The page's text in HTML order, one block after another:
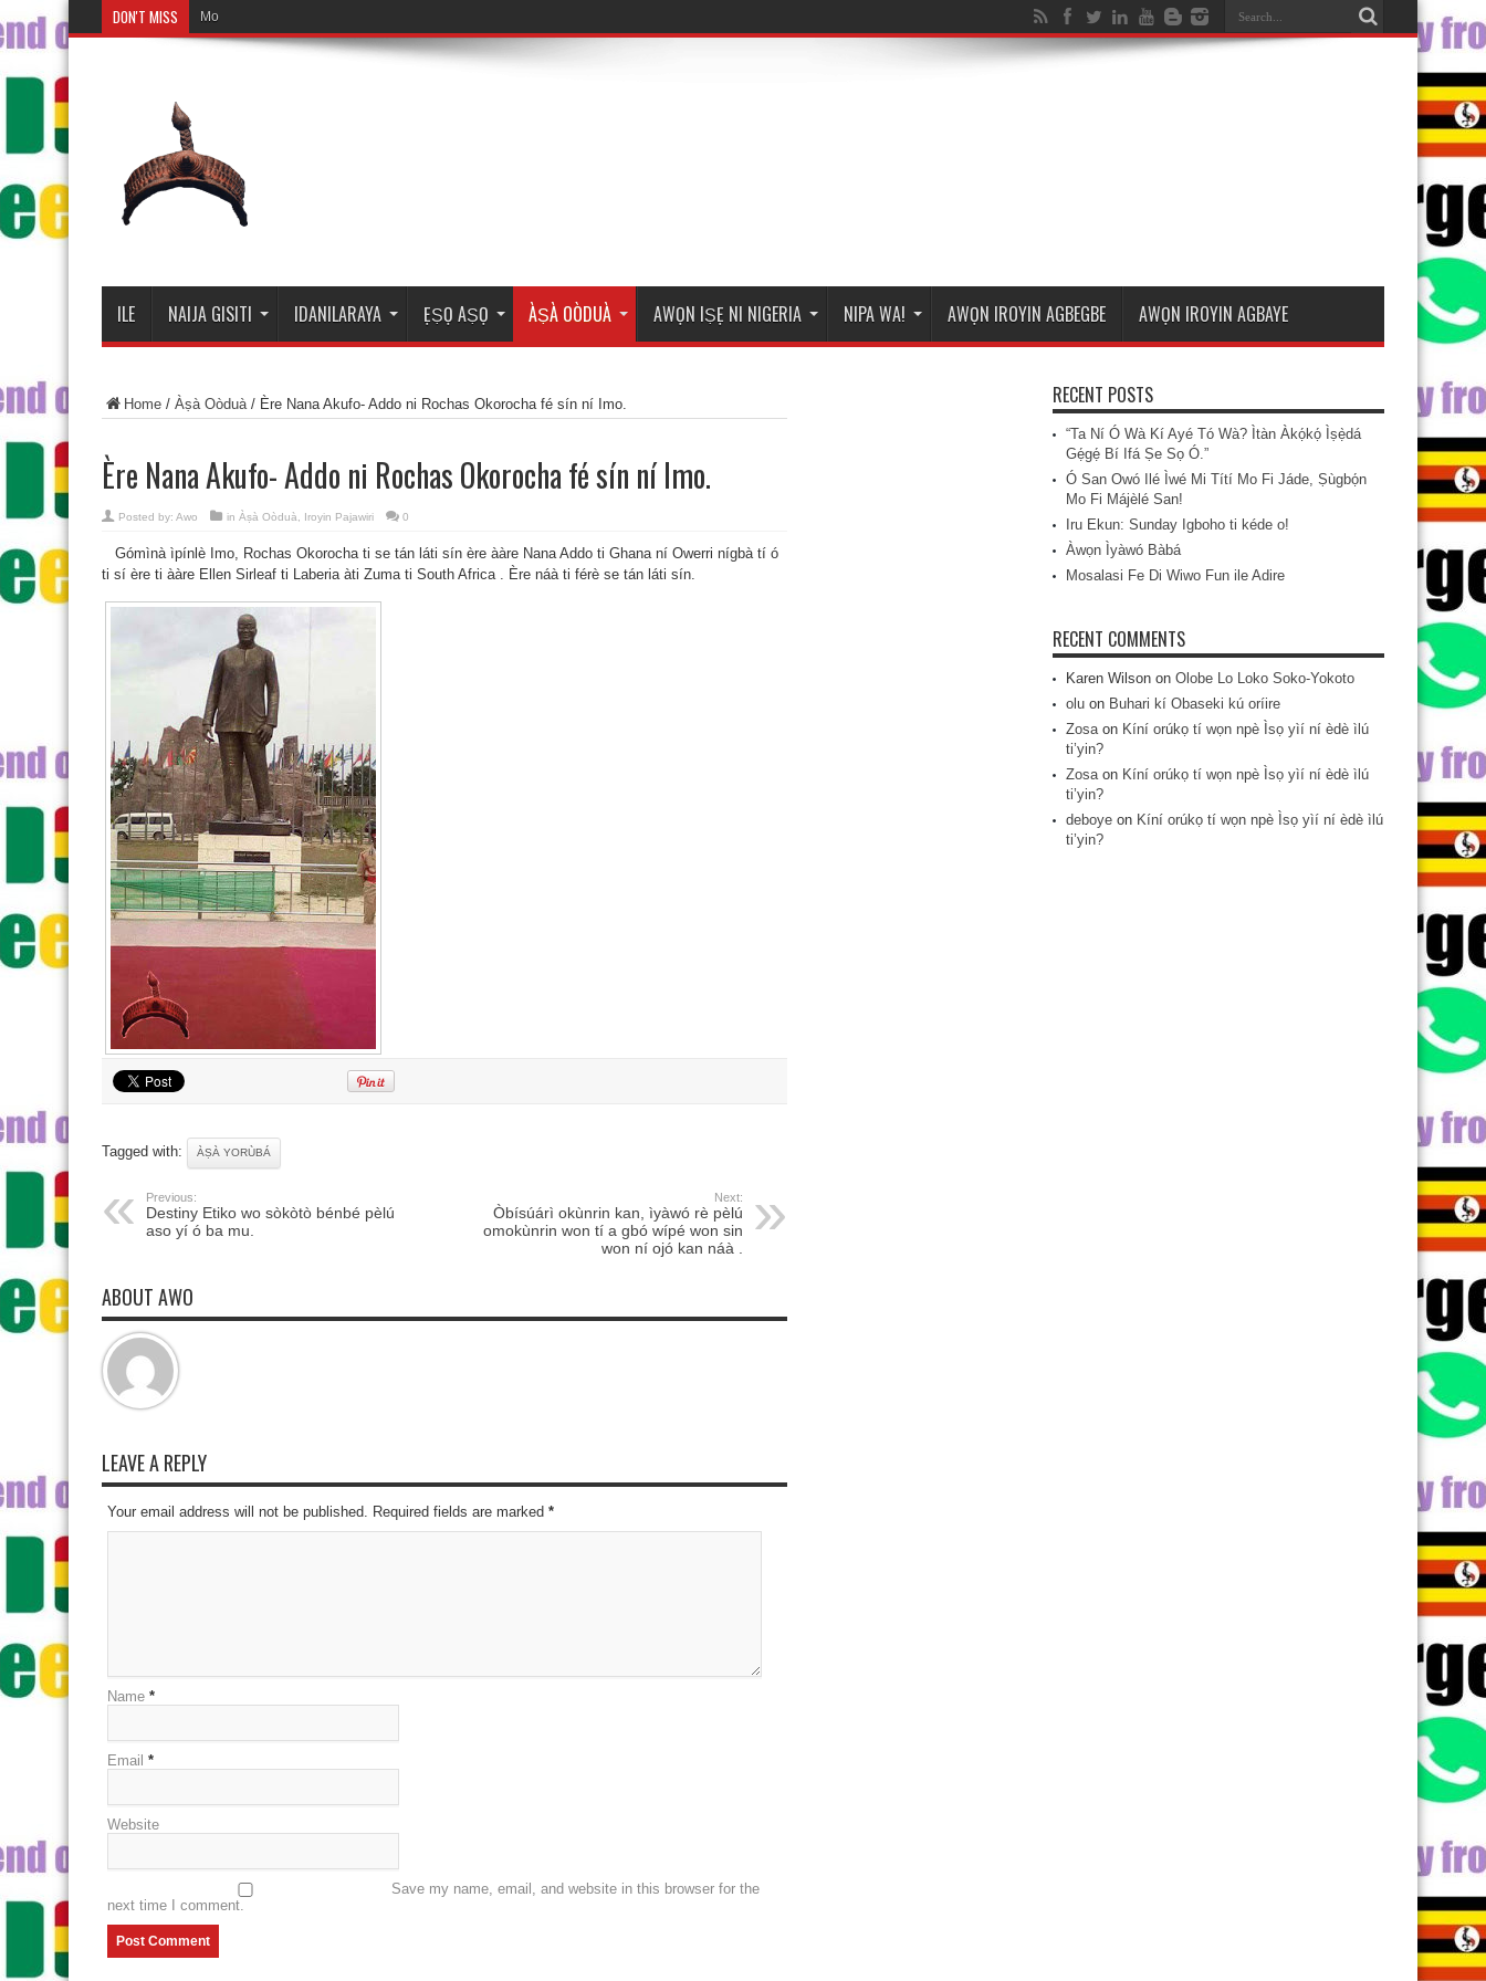
DON'T MISS Mosalasi Fe Di Wi
ILE NAIJA GISITI IDANILARAYA ẸṢỌ AṢỌ ÀṢÀ OÒDUÀ AWỌN IṢẸ NI NIGERIA NIPA WA! AWỌN IROYIN AGBEGBE AWỌN IROYIN AGBAYE
Home / Àṣà Oòduà/ Ère Nana Akufo- Addo ni Rochas Okorocha fé sín ní Imo.
Ère Nana Akufo- Addo ni Rochas Okorocha fé sín ní Imo.
Posted by: Awo in Àṣà Oòduà Iroyin Pajawiri 0
Gómìnà ìpínlè Imo, Rochas Okorocha ti se tán láti sín ère ààre Nana Addo ti Ghana ní Owerri nígbà tí ó
ti sí ère ti ààre Ellen Sirleaf ti Laberia àti Zuma ti South Africa . Ère náà ti férè se tán láti sín.
Tagged with: ÀṢÀ YORÙBÁ
Previous:
Destiny Etiko wo sòkòtò bénbé pèlú
aso yí ó ba mu.
Next:
Òbísúárì okùnrin kan, ìyàwó rè pèlú
omokùnrin won tí a gbó wípé won sin
won ní ojó kan náà .
ABOUT AWO
LEAVE A REPLY
Your email address will not be published. Required fields are marked *
Name *
Email *
Website
Save my name, email, and website in this browser for the
next time I comment.
RECENT POSTS
“Ta Ní Ó Wà Kí Ayé Tó Wà? Ìtàn Àkọ́kọ́ Ìṣẹ̀dá
Gẹ́gẹ́ Bí Ifá Ṣe Sọ Ó.”
Ó San Owó Ilé Ìwé Mi Títí Mo Fi Jáde, Ṣùgbọ́n
Mo Fi Májèlé San!
Iru Ekun: Sunday Igboho ti kéde o!
Àwọn Ìyàwó Bàbá
Mosalasi Fe Di Wiwo Fun ile Adire
RECENT COMMENTS
Karen Wilson on Olobe Lo Loko Soko-Yokoto
olu on Buhari kí Obaseki kú oríire
Zosaon Kíní orúkọ tí wọn npè Ìsọ yìí ní èdè ìlú
ti’yin?
Zosaon Kíní orúkọ tí wọn npè Ìsọ yìí ní èdè ìlú
ti’yin?
deboye on Kíní orúkọ tí wọn npè Ìsọ yìí ní èdè ìlú
ti’yin?